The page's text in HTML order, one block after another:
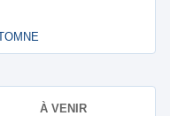
À VENIR